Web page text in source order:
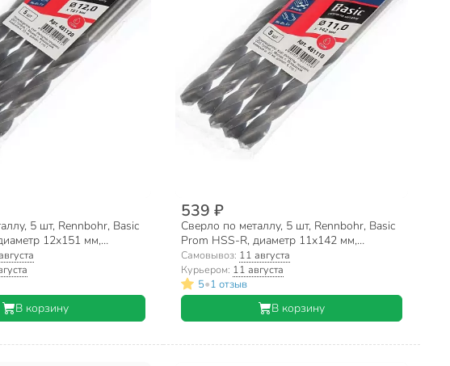
5 шт, Rennbohr, Basic
12х151 мм,
хвостовик, 461120
В корзину
539 ₽
Сверло по металлу, 5 шт, Rennbohr, Basic
Prom HSS-R, диаметр 11х142 мм,
цилиндрический хвостовик, 461110
Самовывоз: 11 августа
Курьером: 11 августа
5•1 отзыв
В корзину